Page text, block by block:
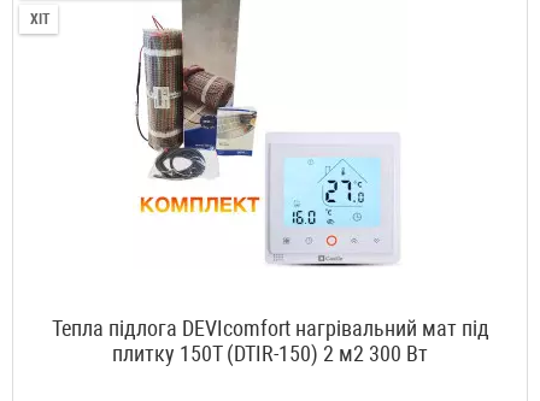
ХІТ
Тепла підлога DEVIcomfort нагрівальний мат під
плитку 150T (DTIR-150) 2 м2 300 Вт